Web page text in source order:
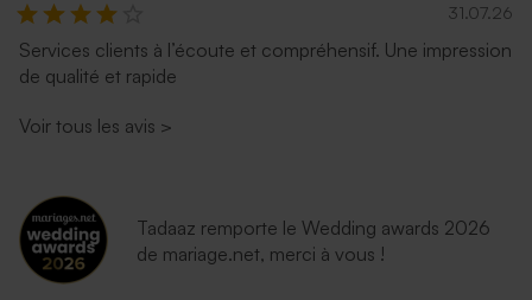
31.07.26
Services clients à l’écoute et compréhensif. Une impression
de qualité et rapide
Voir tous les avis >
Tadaaz remporte le Wedding awards 2026
de mariage.net, merci à vous !